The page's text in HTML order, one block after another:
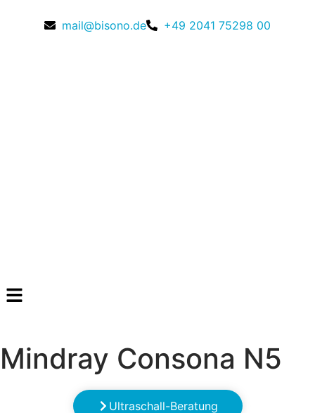
mail@bisono.de +49 2041 75298 00
Mindray Consona N5
Ultraschall-Beratung